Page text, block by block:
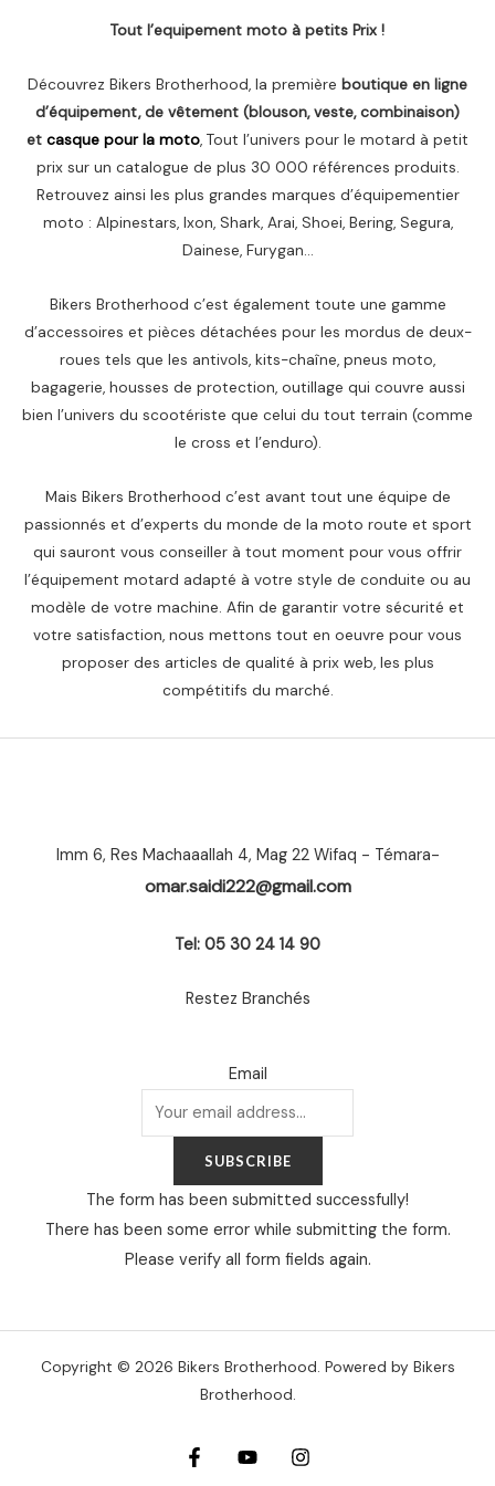
Tout l’equipement moto à petits Prix !
Découvrez Bikers Brotherhood, la première boutique en ligne
d’équipement, de vêtement (blouson, veste, combinaison)
et casque pour la moto, Tout l’univers pour le motard à petit
prix sur un catalogue de plus 30 000 références produits.
Retrouvez ainsi les plus grandes marques d’équipementier
moto : Alpinestars, Ixon, Shark, Arai, Shoei, Bering, Segura,
Dainese, Furygan…
Bikers Brotherhood c’est également toute une gamme
d’accessoires et pièces détachées pour les mordus de deux-
roues tels que les antivols, kits-chaîne, pneus moto,
bagagerie, housses de protection, outillage qui couvre aussi
bien l’univers du scootériste que celui du tout terrain (comme
le cross et l’enduro).
Mais Bikers Brotherhood c’est avant tout une équipe de
passionnés et d’experts du monde de la moto route et sport
qui sauront vous conseiller à tout moment pour vous offrir
l’équipement motard adapté à votre style de conduite ou au
modèle de votre machine. Afin de garantir votre sécurité et
votre satisfaction, nous mettons tout en oeuvre pour vous
proposer des articles de qualité à prix web, les plus
compétitifs du marché.
Imm 6, Res Machaaallah 4, Mag 22 Wifaq - Témara-
omar.saidi222@gmail.com
Tel: 05 30 24 14 90
Restez Branchés
Email
SUBSCRIBE
The form has been submitted successfully!
There has been some error while submitting the form.
Please verify all form fields again.
Copyright © 2026 Bikers Brotherhood. Powered by Bikers
Brotherhood.